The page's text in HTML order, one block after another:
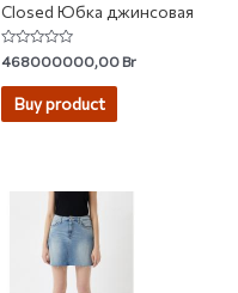
Closed Юбка джинсовая
Rated
0
out
468000000,00Br
Buy product